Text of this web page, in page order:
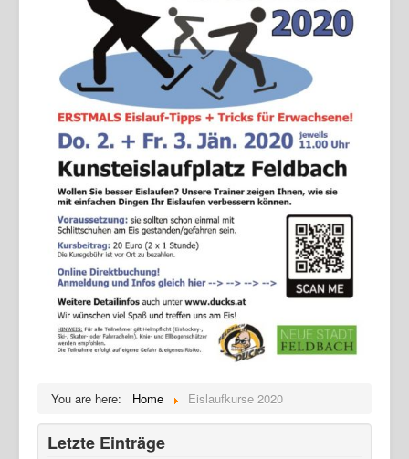
You are here: Home Eislaufkurse 2020
Letzte Einträge